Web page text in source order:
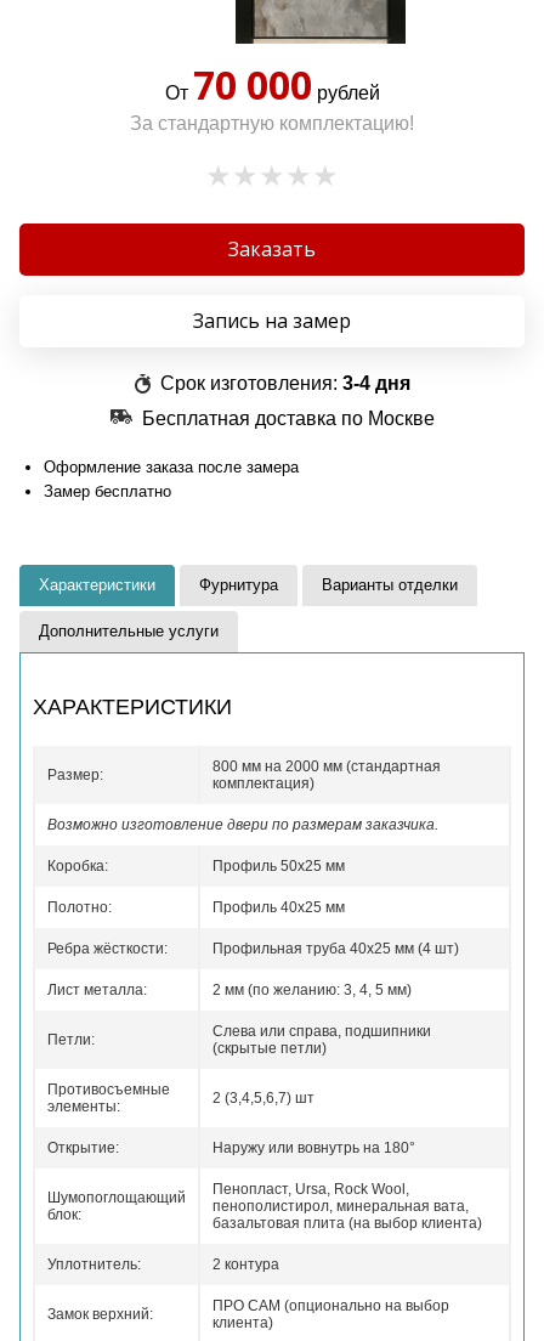
От 70 000 рублей
За стандартную комплектацию!
Заказать
Запись на замер
Срок изготовления: 3-4 дня
Бесплатная доставка по Москве
Оформление заказа после замера
Замер бесплатно
Характеристики Фурнитура Варианты отделки
Дополнительные услуги
ХАРАКТЕРИСТИКИ
Размер:
800 мм на 2000 мм (стандартная
комплектация)
Возможно изготовление двери по размерам заказчика.
Коробка: Профиль 50x25 мм
Полотно: Профиль 40x25 мм
Ребра жёсткости: Профильная труба 40х25 мм (4 шт)
Лист металла: 2 мм (по желанию: 3, 4, 5 мм)
Петли:
Слева или справа, подшипники
(скрытые петли)
Противосъемные
элементы:
2 (3,4,5,6,7) шт
Открытие: Наружу или вовнутрь на 180°
Шумопоглощающий
блок:
Пенопласт, Ursa, Rock Wool,
пенополистирол, минеральная вата,
базальтовая плита (на выбор клиента)
Уплотнитель: 2 контура
Замок верхний:
ПРО САМ (опционально на выбор
клиента)